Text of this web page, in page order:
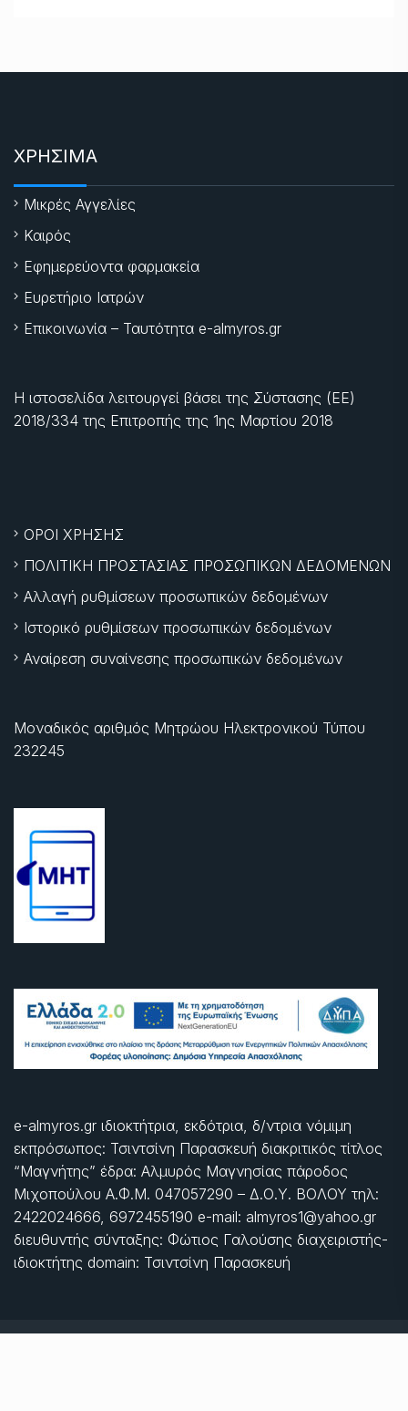
ΧΡΗΣΙΜΑ
Μικρές Αγγελίες
Καιρός
Εφημερεύοντα φαρμακεία
Ευρετήριο Ιατρών
Επικοινωνία – Ταυτότητα e-almyros.gr
Η ιστοσελίδα λειτουργεί βάσει της Σύστασης (ΕΕ)
2018/334 της Επιτροπής της 1ης Μαρτίου 2018
ΟΡΟΙ ΧΡΗΣΗΣ
ΠΟΛΙΤΙΚΗ ΠΡΟΣΤΑΣΙΑΣ ΠΡΟΣΩΠΙΚΩΝ ΔΕΔΟΜΕΝΩΝ
Αλλαγή ρυθμίσεων προσωπικών δεδομένων
Ιστορικό ρυθμίσεων προσωπικών δεδομένων
Αναίρεση συναίνεσης προσωπικών δεδομένων
Μοναδικός αριθμός Μητρώου Ηλεκτρονικού Τύπου
232245
e-almyros.gr ιδιοκτήτρια, εκδότρια, δ/ντρια νόμιμη
εκπρόσωπος: Τσιντσίνη Παρασκευή διακριτικός τίτλος
“Μαγνήτης” έδρα: Αλμυρός Μαγνησίας πάροδος
Μιχοπούλου Α.Φ.Μ. 047057290 – Δ.Ο.Υ. ΒΟΛΟΥ τηλ:
2422024666, 6972455190 e-mail: almyros1@yahoo.gr
διευθυντής σύνταξης: Φώτιος Γαλούσης διαχειριστής-
ιδιοκτήτης domain: Τσιντσίνη Παρασκευή